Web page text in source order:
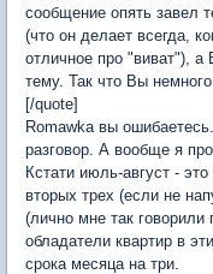
сообщение опять завел
(что он делает всегда,
отличное про "виват"), а
тему. Так что Вы
[/quote]
Romawka вы
разговор. А вообще я
Кстати июль-август -
вторых трех (если не
(лично мне так говорили
обладатели квартир в
срока месяца на три.